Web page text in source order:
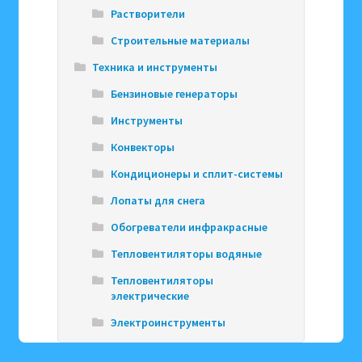
Растворители
Строительные материалы
Техника и инструменты
Бензиновые генераторы
Инструменты
Конвекторы
Кондиционеры и сплит-системы
Лопаты для снега
Обогреватели инфракрасные
Тепловентиляторы водяные
Тепловентиляторы
электрические
Электроинструменты